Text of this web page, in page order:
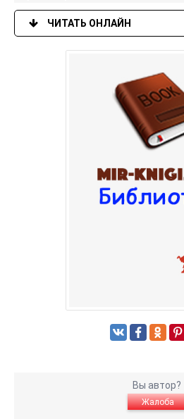
ЧИТАТЬ ОНЛАЙН
Вы автор?
Жалоба